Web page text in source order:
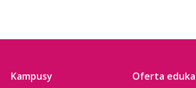
Kampusy Oferta